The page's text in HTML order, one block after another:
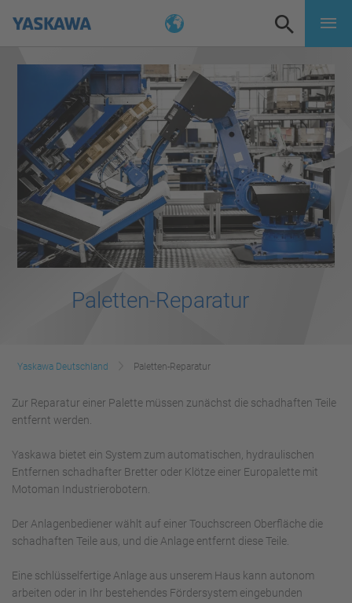
Paletten-Reparatur
Yaskawa Deutschland Paletten-Reparatur
Zur Reparatur einer Palette müssen zunächst die schadhaften Teile
entfernt werden.
Yaskawa bietet ein System zum automatischen, hydraulischen
Entfernen schadhafter Bretter oder Klötze einer Europalette mit
Motoman Industrierobotern.
Der Anlagenbediener wählt auf einer Touchscreen Oberfläche die
schadhaften Teile aus, und die Anlage entfernt diese Teile.
Eine schlüsselfertige Anlage aus unserem Haus kann autonom
arbeiten oder in Ihr bestehendes Fördersystem eingebunden